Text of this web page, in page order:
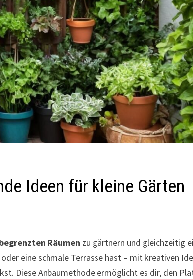
Ideen für kleine Gärten
begrenzten Räumen zu gärtnern und gleichzeitig
eine schmale Terrasse hast – mit kreativen
Diese Anbaumethode ermöglicht es dir, den